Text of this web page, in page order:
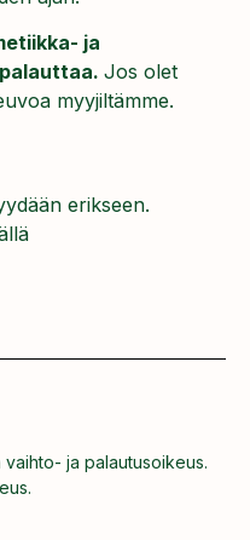
ja
Jos olet
myyjiltämme.
erikseen.
ja palautusoikeus.